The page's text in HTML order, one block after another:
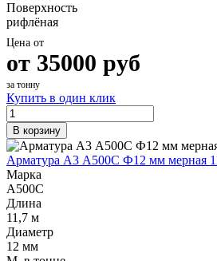
Поверхность
рифлёная
Цена от
от 35000 руб
за тонну
Купить в один клик
В корзину
Арматура А3 А500С Ф12 мм мерная
Марка
А500С
Длина
11,7 м
Диаметр
12 мм